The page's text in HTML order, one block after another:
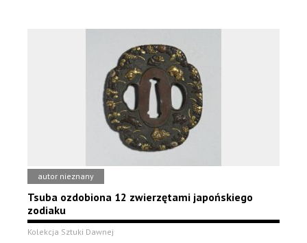
autor nieznany
Tsuba ozdobiona 12 zwierzętami japońskiego
zodiaku
Kolekcja Sztuki Dawnej